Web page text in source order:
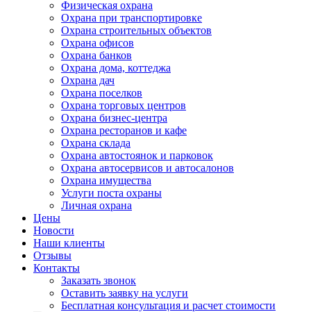
Физическая охрана
Охрана при транспортировке
Охрана строительных объектов
Охрана офисов
Охрана банков
Охрана дома, коттеджа
Охрана дач
Охрана поселков
Охрана торговых центров
Охрана бизнес-центра
Охрана ресторанов и кафе
Охрана склада
Охрана автостоянок и парковок
Охрана автосервисов и автосалонов
Охрана имущества
Услуги поста охраны
Личная охрана
Цены
Новости
Наши клиенты
Отзывы
Контакты
Заказать звонок
Оставить заявку на услуги
Бесплатная консультация и расчет стоимости